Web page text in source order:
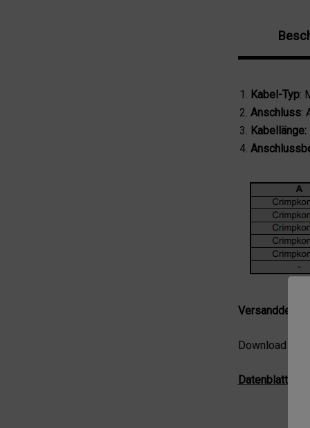
Kabel-Typ:
Anschluss:
Kabellänge:
Download
Datenblatt